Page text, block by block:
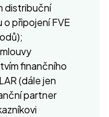
distribuční
připojení FVE
finančního
(dále jen
partner